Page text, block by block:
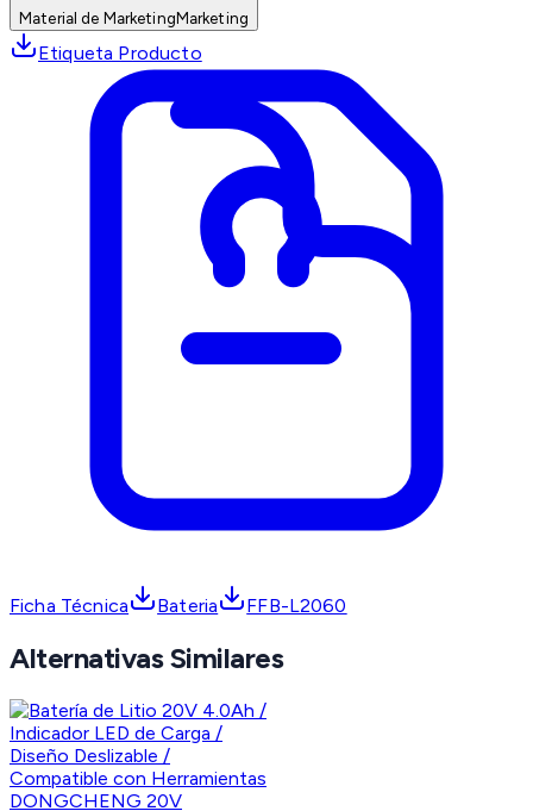
Material de MarketingMarketing
Etiqueta Producto
Ficha Técnica Bateria FFB-L2060
Alternativas Similares